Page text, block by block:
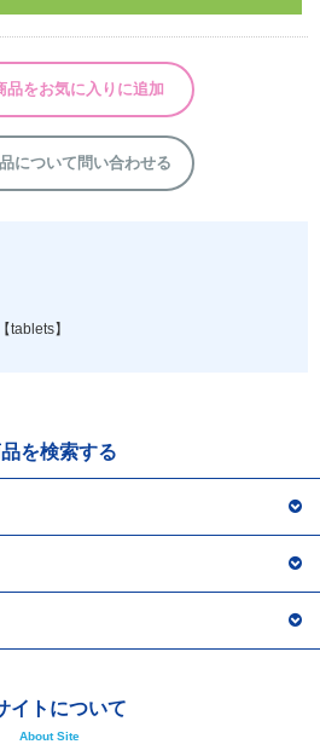
品をお気に入りに追加
について問い合わせる
【tablets】
を検索する
イトについて
About Site